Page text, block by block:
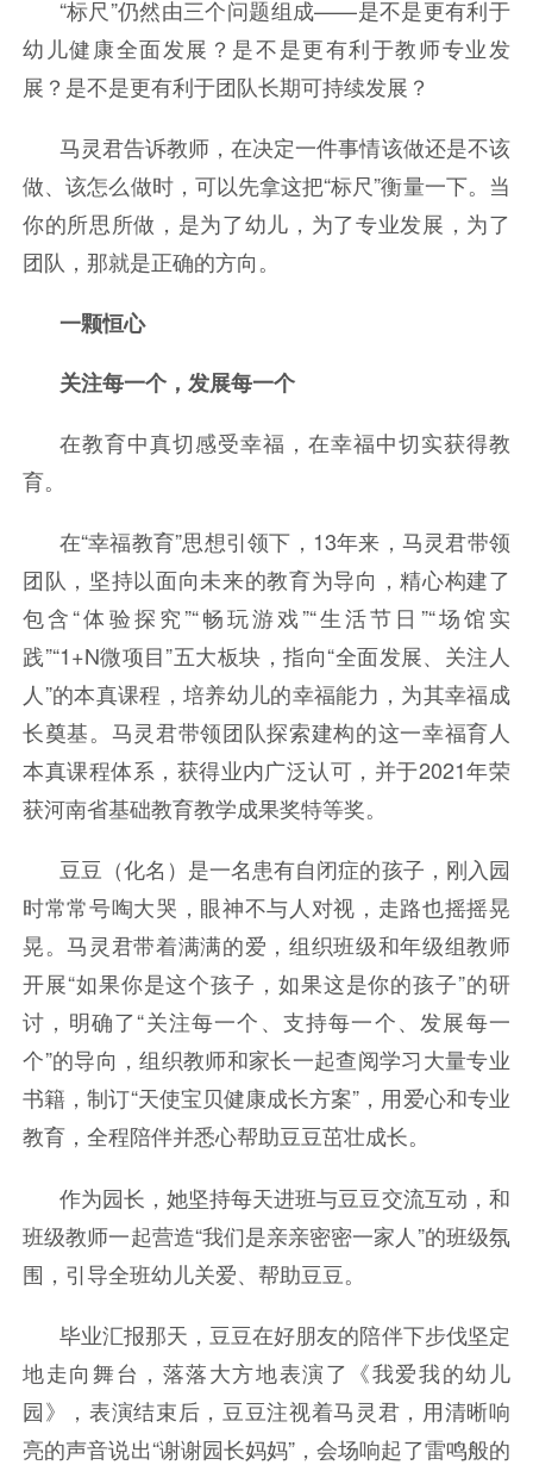
“标尺”仍然由三个问题组成——是不是更有利于
幼儿健康全面发展？是不是更有利于教师专业发
展？是不是更有利于团队长期可持续发展？
马灵君告诉教师，在决定一件事情该做还是不该
做、该怎么做时，可以先拿这把“标尺”衡量一下。当
你的所思所做，是为了幼儿，为了专业发展，为了
团队，那就是正确的方向。
一颗恒心
关注每一个，发展每一个
在教育中真切感受幸福，在幸福中切实获得教
育。
在“幸福教育”思想引领下，13年来，马灵君带领
团队，坚持以面向未来的教育为导向，精心构建了
包含“体验探究”“畅玩游戏”“生活节日”“场馆实
践”“1+N微项目”五大板块，指向“全面发展、关注人
人”的本真课程，培养幼儿的幸福能力，为其幸福成
长奠基。马灵君带领团队探索建构的这一幸福育人
本真课程体系，获得业内广泛认可，并于2021年荣
获河南省基础教育教学成果奖特等奖。
豆豆（化名）是一名患有自闭症的孩子，刚入园
时常常号啕大哭，眼神不与人对视，走路也摇摇晃
晃。马灵君带着满满的爱，组织班级和年级组教师
开展“如果你是这个孩子，如果这是你的孩子”的研
讨，明确了“关注每一个、支持每一个、发展每一
个”的导向，组织教师和家长一起查阅学习大量专业
书籍，制订“天使宝贝健康成长方案”，用爱心和专业
教育，全程陪伴并悉心帮助豆豆茁壮成长。
作为园长，她坚持每天进班与豆豆交流互动，和
班级教师一起营造“我们是亲亲密密一家人”的班级氛
围，引导全班幼儿关爱、帮助豆豆。
毕业汇报那天，豆豆在好朋友的陪伴下步伐坚定
地走向舞台，落落大方地表演了《我爱我的幼儿
园》，表演结束后，豆豆注视着马灵君，用清晰响
亮的声音说出“谢谢园长妈妈”，会场响起了雷鸣般的